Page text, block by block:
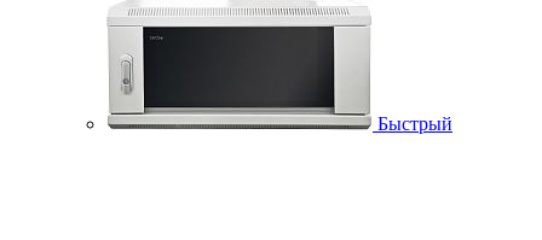
Быстрый